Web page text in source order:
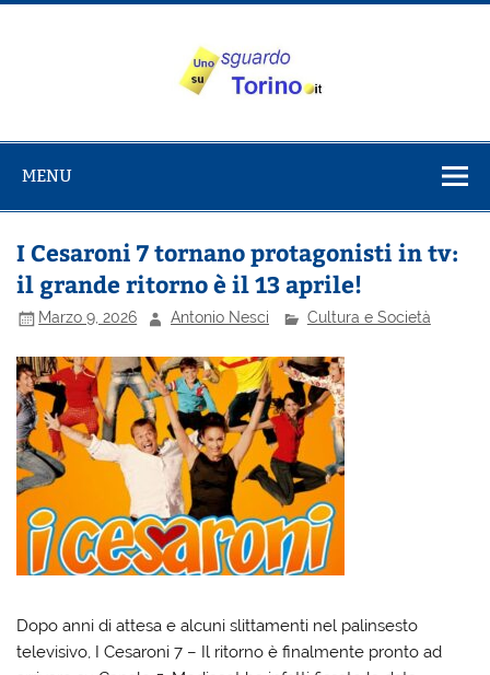
Salta
su Torino
MENU
I Cesaroni 7 tornano protagonisti in tv:
il grande ritorno è il 13 aprile!
Marzo 9, 2026 Antonio Nesci Cultura e Società
Dopo anni di attesa e alcuni slittamenti nel palinsesto
televisivo, I Cesaroni 7 – Il ritorno è finalmente pronto ad